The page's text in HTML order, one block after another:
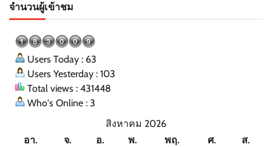
จำนวนผู้เข้าชม
Users Today : 63
Users Yesterday : 103
Total views : 431448
Who's Online : 3
สิงหาคม 2026
อา.
จ. อ. พ. พฤ. ศ.
ส.